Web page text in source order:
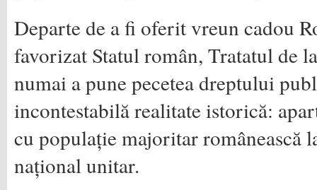
Departe de a fi oferit vreun cadou
favorizat Statul român, Tratatul de
numai a pune pecetea dreptului
incontestabilă realitate istorică:
cu populație majoritar românească
național unitar.